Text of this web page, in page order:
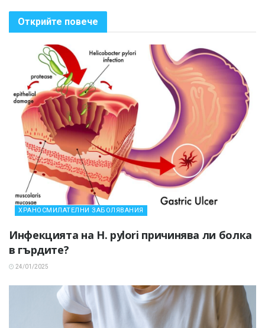
Открийте повече
ХРАНОСМИЛАТЕЛНИ ЗАБОЛЯВАНИЯ
Инфекцията на H. pylori причинява ли болка
в гърдите?
24/01/2025